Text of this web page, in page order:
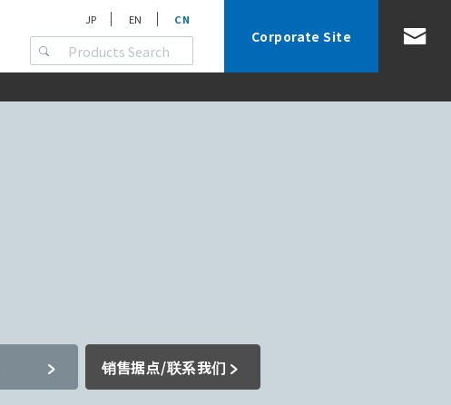
JP EN CN
Corporate Site
销售据点/联系我们